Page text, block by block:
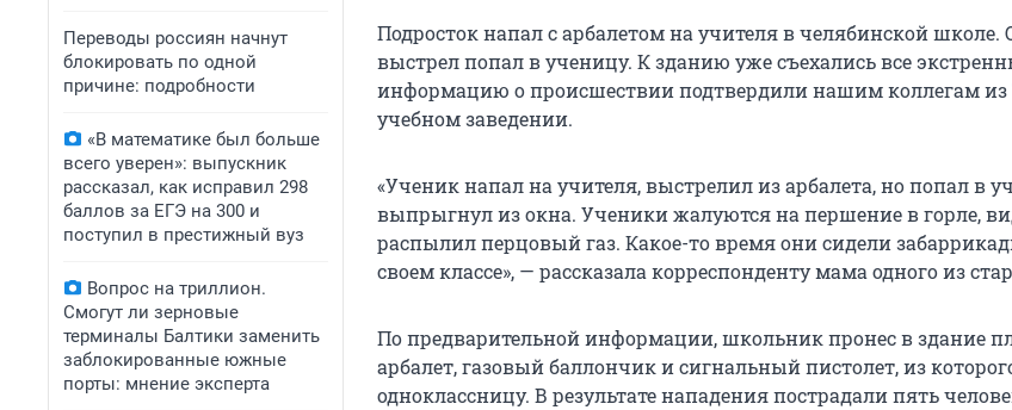
Переводы россиян начнут
блокировать по одной
причине: подробности
«В математике был больше
всего уверен»: выпускник
рассказал, как исправил 298
баллов за ЕГЭ на 300 и
поступил в престижный вуз
Вопрос на триллион.
Смогут ли зерновые
терминалы Балтики заменить
заблокированные южные
порты: мнение эксперта
Подросток напал с арбалетом на учителя в челябинской школе.
выстрел попал в ученицу. К зданию уже съехались все
информацию о происшествии подтвердили нашим коллегам из
учебном заведении.
«Ученик напал на учителя, выстрелил из арбалета, но попал в
выпрыгнул из окна. Ученики жалуются на першение в горле,
распылил перцовый газ. Какое-то время они сидели
своем классе», — рассказала корреспонденту мама одного из
По предварительной информации, школьник пронес в здание
арбалет, газовый баллончик и сигнальный пистолет, из
одноклассницу. В результате нападения пострадали пять